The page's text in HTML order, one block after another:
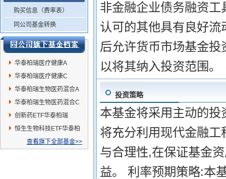
购买信息（费率表）
同公司基金转换
华泰柏瑞医疗健康A
华泰柏瑞医疗健康C
华泰柏瑞生物医药混合A
华泰柏瑞生物医药混合C
创新药ETF华泰柏瑞
恒生生物科技ETF华泰柏
查看旗下全部基金>>
非金融企业债务融资
认可的其他具有良好
后允许货币市场基金
以将其纳入投资范围。
投资策略
本基金将采用主动的
将充分利用现代金融
与合理性,在保证基金
益。 利率预期策略:本